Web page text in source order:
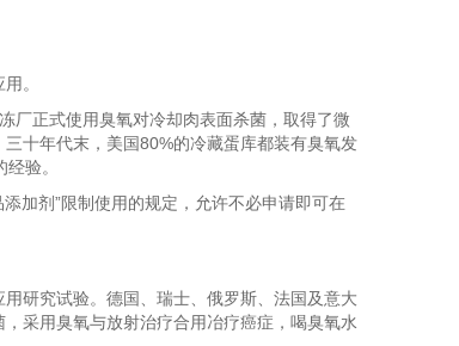
。
正式使用臭氧对冷却肉表面杀菌，取得了微
十年代末，美国80%的冷藏蛋库都装有臭氧发
验。
加剂”限制使用的规定，允许不必申请即可在
研究试验。德国、瑞士、俄罗斯、法国及意大
采用臭氧与放射治疗合用冶疗癌症，喝臭氧水